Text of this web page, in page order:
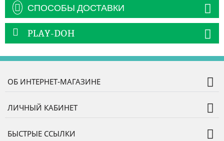
СПОСОБЫ ДОСТАВКИ
PLAY-DOH
ОБ ИНТЕРНЕТ-МАГАЗИНЕ
ЛИЧНЫЙ КАБИНЕТ
БЫСТРЫЕ ССЫЛКИ